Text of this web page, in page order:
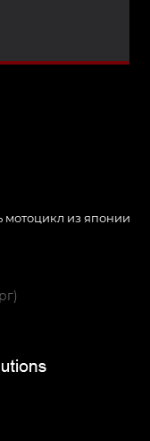
мотоцикл из японии